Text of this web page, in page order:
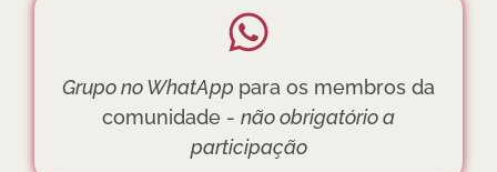
Grupo no WhatApp para os membros da
comunidade - não obrigatório a
participação